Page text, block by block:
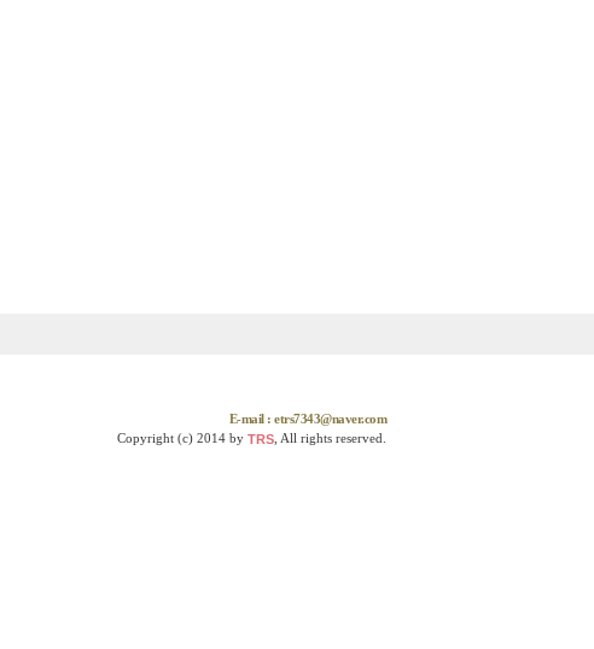
E-mail : etrs7343@naver.com
Copyright (c) 2014 by TRS , All rights reserved.